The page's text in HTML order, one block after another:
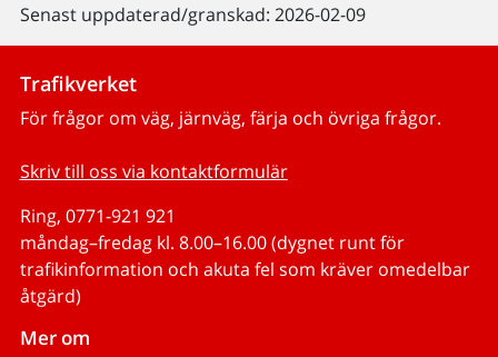
Senast uppdaterad/granskad: 2026-02-09
Trafikverket
För frågor om väg, järnväg, färja och övriga frågor.
Skriv till oss via kontaktformulär
Ring, 0771-921 921
måndag–fredag kl. 8.00–16.00 (dygnet runt för
trafikinformation och akuta fel som kräver omedelbar
åtgärd)
Mer om